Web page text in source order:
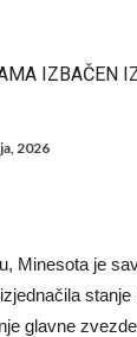
da odabere
s ciljem da se
IZBAČEN
2026
Minesota je
glavne